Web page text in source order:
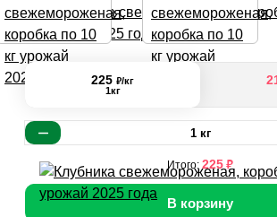
225 ₽/кг
1кг
1кг
Итого: 225₽
В корзину